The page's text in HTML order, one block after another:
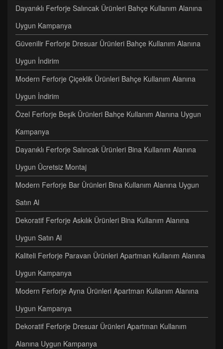
Dayanıklı Ferforje Salıncak Ürünleri Bahçe Kullanım Alanına
Uygun Kampanya
Güvenilir Ferforje Dresuar Ürünleri Bahçe Kullanım Alanına
Uygun İndirim
Modern Ferforje Çiçeklik Ürünleri Bahçe Kullanım Alanına
Uygun İndirim
Özel Ferforje Beşik Ürünleri Bahçe Kullanım Alanına Uygun
Kampanya
Dayanıklı Ferforje Salıncak Ürünleri Bina Kullanım Alanına
Uygun Ücretsiz Montaj
Modern Ferforje Bar Ürünleri Bina Kullanım Alanına Uygun
Satın Al
Dekoratif Ferforje Askılık Ürünleri Bina Kullanım Alanına
Uygun Satın Al
Kaliteli Ferforje Paravan Ürünleri Apartman Kullanım Alanına
Uygun Kampanya
Modern Ferforje Ayna Ürünleri Apartman Kullanım Alanına
Uygun Kampanya
Dekoratif Ferforje Dresuar Ürünleri Apartman Kullanım
Alanına Uygun Kampanya